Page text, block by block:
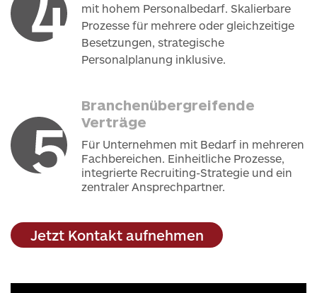
mit hohem Personalbedarf. Skalierbare
Prozesse für mehrere oder gleichzeitige
Besetzungen, strategische
Personalplanung inklusive.
Branchenübergreifende
Verträge
Für Unternehmen mit Bedarf in mehreren
Fachbereichen. Einheitliche Prozesse,
integrierte Recruiting-Strategie und ein
zentraler Ansprechpartner.
Jetzt Kontakt aufnehmen